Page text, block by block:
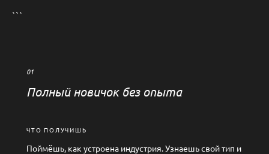
```
01
Полный новичок без опыта
ЧТО ПОЛУЧИШЬ
Поймёшь, как устроена индустрия. Узнаешь свой тип и